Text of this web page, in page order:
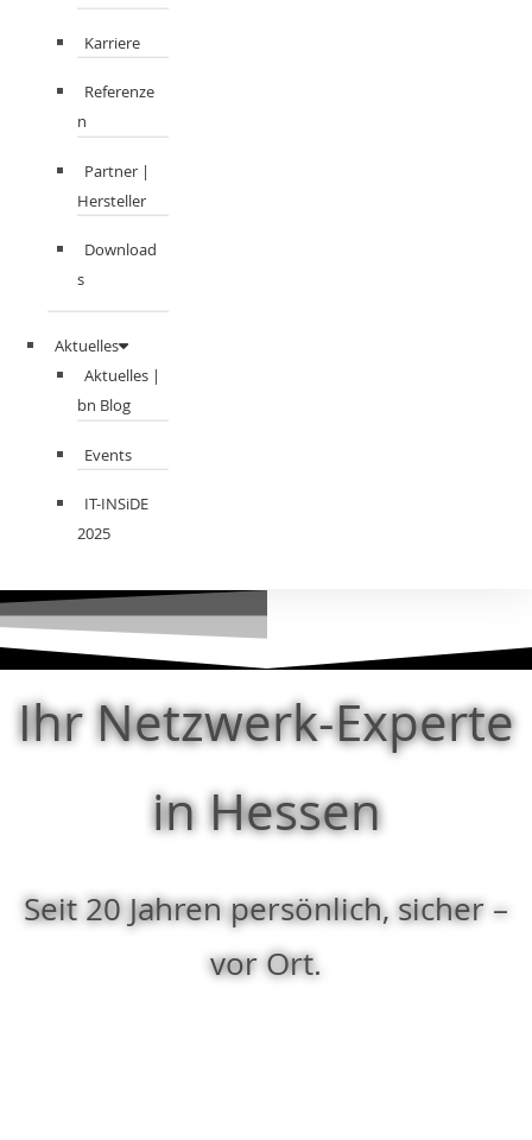
Karriere
Referenze
n
Partner |
Hersteller
Download
s
Aktuelles
Aktuelles |
bn Blog
Events
IT-INSiDE
2025
Ihr Netzwerk-Experte
in Hessen
Seit 20 Jahren persönlich, sicher –
vor Ort.